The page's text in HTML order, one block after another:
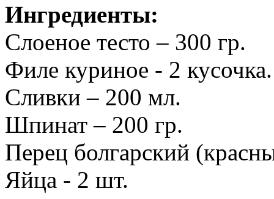
Ингредиенты:
Слоеное тесто – 300 гр.
Филе куриное - 2 кусочка.
Сливки – 200 мл.
Шпинат – 200 гр.
Перец болгарский
Яйца - 2 шт.